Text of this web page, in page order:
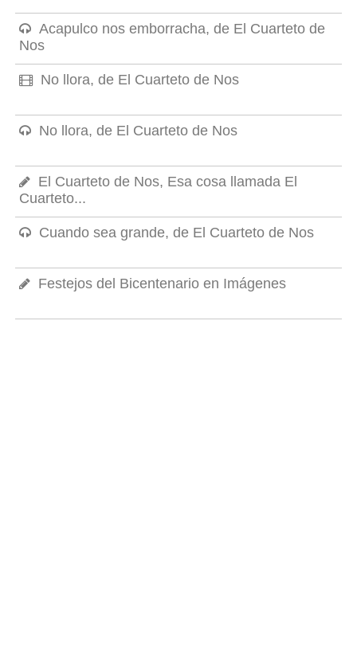
Acapulco nos emborracha, de El Cuarteto de
Nos
No llora, de El Cuarteto de Nos
No llora, de El Cuarteto de Nos
El Cuarteto de Nos, Esa cosa llamada El
Cuarteto...
Cuando sea grande, de El Cuarteto de Nos
Festejos del Bicentenario en Imágenes